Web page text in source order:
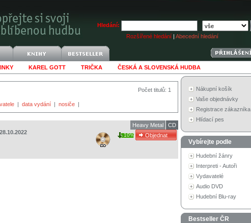
Hledání:
Rozšířené hledání | Abecední hledání
KAREL GOTT TRIČKA ČESKÁ A SLOVENSKÁ HUDBA
Počet titulů: 1
| data vydání | nosiče |
28.10.2022
CD
Heavy Metal
10%
Nákupní košík
Vaše objednávky
Registrace zákazníka
Hlídací pes
Vybírejte podle
Hudební žánry
Interpreti - Autoři
Vydavatelé
Audio DVD
Hudební Blu-ray
Bestseller ČR